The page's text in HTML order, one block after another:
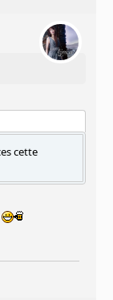
cette